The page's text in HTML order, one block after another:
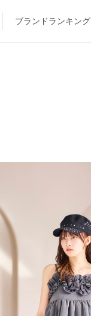
ブランドランキング